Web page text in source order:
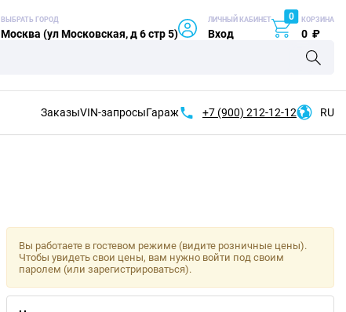
ВЫБРАТЬ ГОРОД
Москва (ул Московская, д 6 стр 5)
ЛИЧНЫЙ КАБИНЕТ
Вход
0 КОРЗИНА
0 ₽
ЗаказыVIN-запросыГараж +7 (900) 212-12-12 RU
Вы работаете в гостевом режиме (видите розничные цены).
Чтобы увидеть свои цены, вам нужно войти под своим
паролем (или зарегистрироваться).